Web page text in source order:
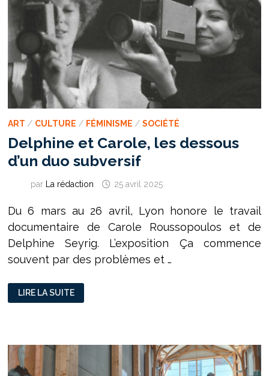
DE
RESPONSABILISER »
ART / CULTURE / FÉMINISME / SOCIÉTÉ
Delphine et Carole, les dessous
d’un duo subversif
par La rédaction 25 avril 2025
Du 6 mars au 26 avril, Lyon honore le travail
documentaire de Carole Roussopoulos et de
Delphine Seyrig. L’exposition Ça commence
souvent par des problèmes et …
DELPHINE
ET
CAROLE,
SUBVERSIF
LIRE LA SUITE